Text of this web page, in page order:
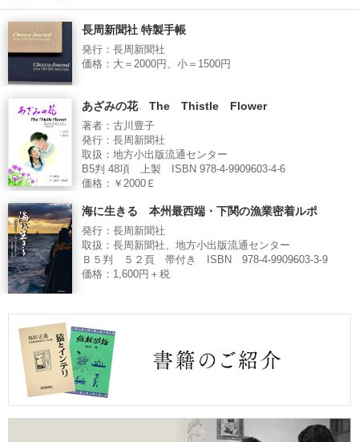
長周新聞社 特製手帳
発行：長周新聞社
価格：大＝2000円、小＝1500円
あざみの花 The Thistle Flower
著者：古川豊子
発行：長周新聞社
取扱：地方小出版流通センター
B5判 48項 上製 ISBN 978-4-9909603-4-6
価格：￥2000Ｅ
海に生きる 本州最西端・下関の漁業密着ルポ
発行：長周新聞社
取扱：長周新聞社、地方小出版流通センター
Ｂ５判 ５２頁 帯付き ISBN 978-4-9909603-3-9
価格：1,600円＋税